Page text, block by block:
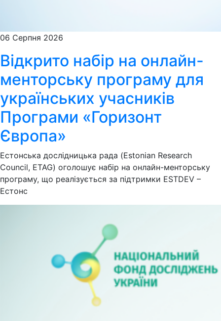
06 Серпня 2026
Відкрито набір на онлайн-
менторську програму для
українських учасників
Програми «Горизонт
Європа»
Естонська дослідницька рада (Estonian Research
Council, ETAG) оголошує набір на онлайн-менторську
програму, що реалізується за підтримки ESTDEV –
Естонс